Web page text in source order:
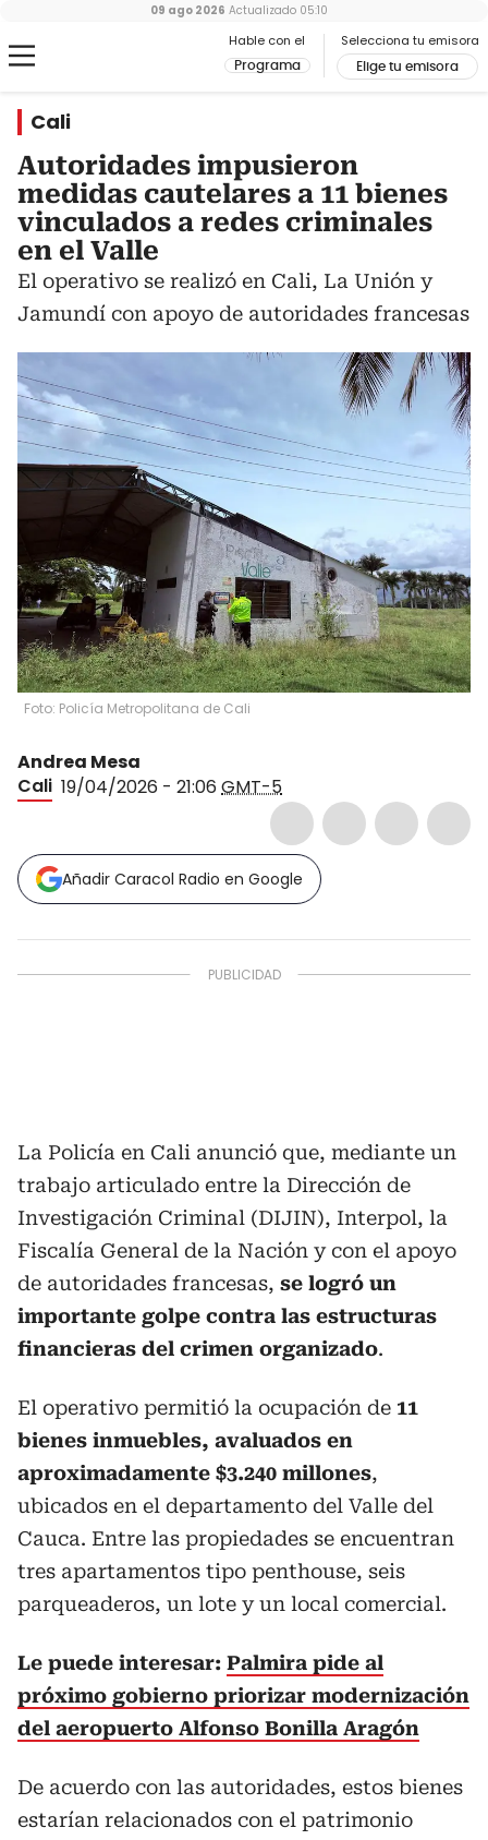
Hable con el
Programa
Selecciona tu emisora
Elige tu emisora
09 ago 2026 Actualizado 05:10
Cali
Autoridades impusieron
medidas cautelares a 11 bienes
vinculados a redes criminales
en el Valle
El operativo se realizó en Cali, La Unión y
Jamundí con apoyo de autoridades francesas
Foto: Policía Metropolitana de Cali
Andrea Mesa
Cali 19/04/2026 - 21:06 GMT-5
Añadir Caracol Radio en Google
La Policía en Cali anunció que, mediante un
trabajo articulado entre la Dirección de
Investigación Criminal (DIJIN), Interpol, la
Fiscalía General de la Nación y con el apoyo
de autoridades francesas, se logró un
importante golpe contra las estructuras
financieras del crimen organizado.
El operativo permitió la ocupación de 11
bienes inmuebles, avaluados en
aproximadamente $3.240 millones,
ubicados en el departamento del Valle del
Cauca. Entre las propiedades se encuentran
tres apartamentos tipo penthouse, seis
parqueaderos, un lote y un local comercial.
Le puede interesar: Palmira pide al
próximo gobierno priorizar modernización
del aeropuerto Alfonso Bonilla Aragón
De acuerdo con las autoridades, estos bienes
estarían relacionados con el patrimonio